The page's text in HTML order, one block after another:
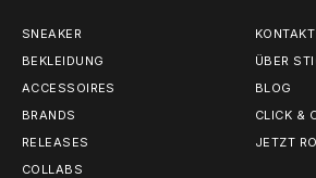
SNEAKER
BEKLEIDUNG
ACCESSOIRES
BRANDS
RELEASES
COLLABS
KONTAKT
ÜBER
BLOG
CLICK &
JETZT